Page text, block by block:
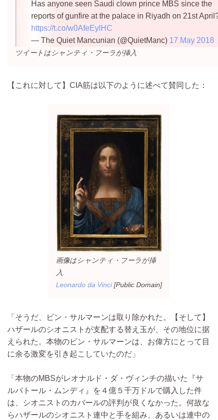
Has anyone seen Saudi clown prince MBS since the
reports of gunfire at the palace in Riyadh on 21st
https://t.co/w0AfeEylHC
— The Quiet Mancunian (@QuietManc) 17 May 2018
ツイートはシャンティ・フーラが挿入
【これに対して】CIA筋は以下のように述べて賛同した：
画像はシャンティ・フーラが挿
入
Leonardo da Vinci[Public Domain]
「そうだ、ビン・サルマーンは取り除かれた。【そして】
ハザールのシオニストが支配する替え玉が、その地位に据
えられた。本物のビン・サルマーンは、お偉方にとって目
に余る激変を引き起こしていたのだ」
「本物のMBSがレオナルド・ダ・ヴィンチの描いた『サ
ルバトール・ムンディ』を４億５千万ドルで購入した件
は、シオニストのカバールの評判が良くなかった。何故な
らハザールのシオニスト連中と手を組み、あるいは連中の